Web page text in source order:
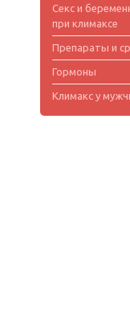
Секс и
при климаксе
Препараты и
Гормоны
Климакс у